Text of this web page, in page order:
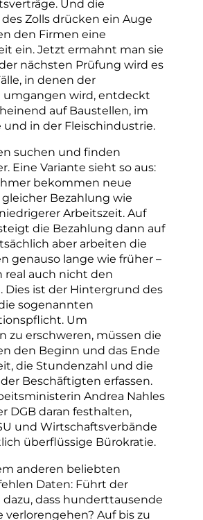
Und die
Zolls drücken ein Auge
den Firmen eine
ein. Jetzt ermahnt man sie
nächsten Prüfung wird es
in denen der
umgangen wird, entdeckt
auf Baustellen, im
und in der Fleischindustrie.
suchen und finden
Eine Variante sieht so aus:
bekommen neue
Bezahlung wie
Arbeitszeit. Auf
die Bezahlung dann auf
aber arbeiten die
genauso lange wie früher –
real auch nicht den
Dies ist der Hintergrund des
sogenannten
Um
zu erschweren, müssen die
den Beginn und das Ende
die Stundenzahl und die
Beschäftigten erfassen.
Andrea Nahles
DGB daran festhalten,
und Wirtschaftsverbände
überflüssige Bürokratie.
anderen beliebten
Daten: Führt der
dass hunderttausende
verlorengehen? Auf bis zu